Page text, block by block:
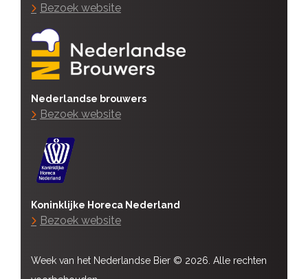
Bezoek website
Nederlandse brouwers
Bezoek website
Koninklijke Horeca Nederland
Bezoek website
Week van het Nederlandse Bier © 2026. Alle rechten